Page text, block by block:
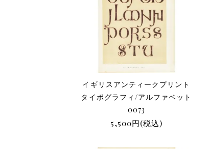
イギリスアンティークプリント
タイポグラフィ/アルファベット
0073
5,500円(税込)